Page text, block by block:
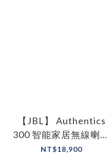
【JBL】 Authentics
300 智能家居無線喇叭
(Wi-Fi 及藍牙連接功
NT$18,900